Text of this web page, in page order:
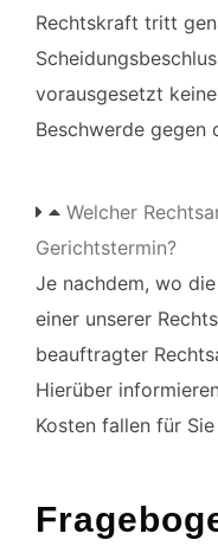
Rechtskraft tritt
vorausgesetzt
Beschwerde gegen
Welcher
Gerichtstermin?
Je nachdem, wo
einer unserer
beauftragter
Hierüber
Kosten fallen für